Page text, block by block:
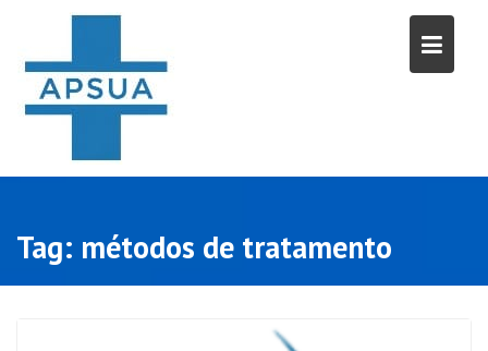
content
Tag: métodos de tratamento